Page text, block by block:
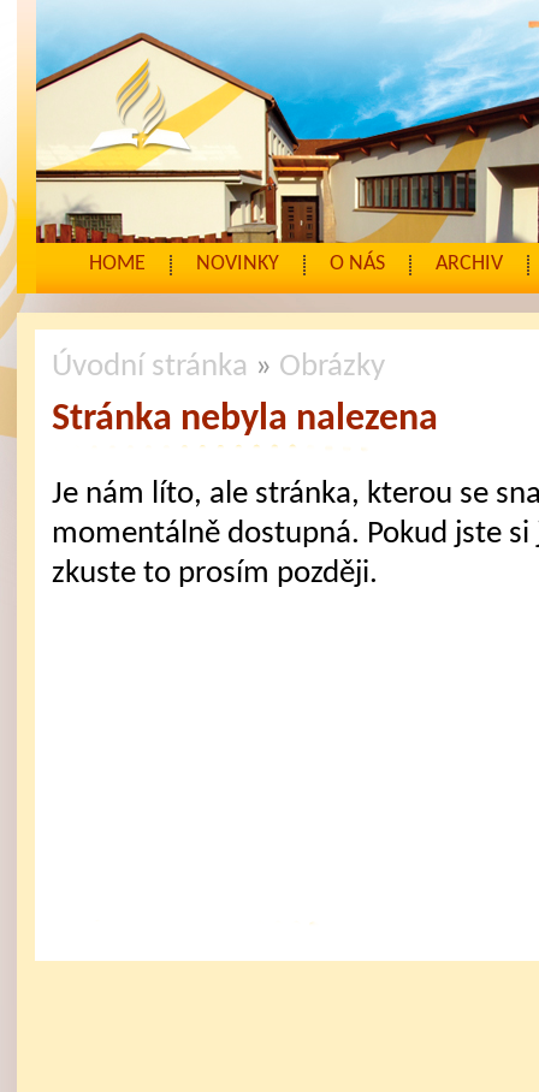
HOME NOVINKY O NÁS ARCHIV
Úvodní stránka » Obrázky
Stránka nebyla nalezena
Je nám líto, ale stránka, kterou se
momentálně dostupná. Pokud jste
zkuste to prosím později.